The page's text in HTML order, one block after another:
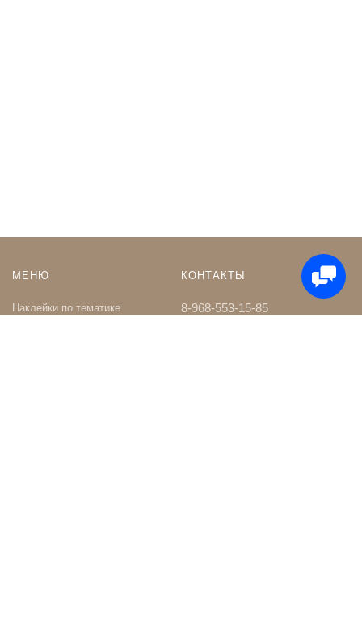
МЕНЮ
Наклейки по тематике
КОНТАКТЫ
8-968-553-15-85